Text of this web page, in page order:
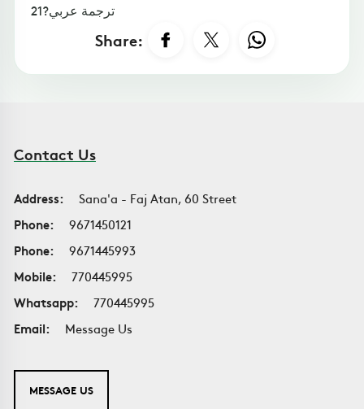
ترجمة عربي?21
Share:
Contact Us
Address:
Sana'a - Faj Atan, 60 Street
Phone:
9671450121
Phone:
9671445993
Mobile:
770445995
Whatsapp:
770445995
Email:
Message Us
MESSAGE US